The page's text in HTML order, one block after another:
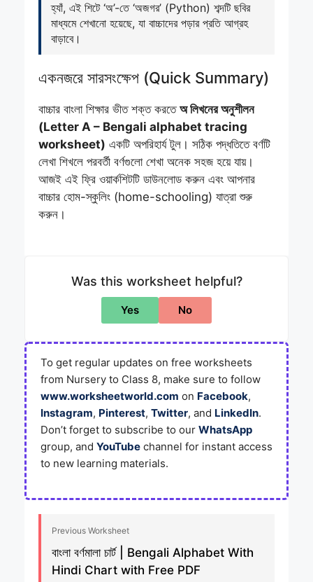
হ্যাঁ, এই শিটে ‘অ’-তে ‘অজগর’ (Python) শব্দটি ছবির
মাধ্যমে শেখানো হয়েছে, যা বাচ্চাদের পড়ার প্রতি আগ্রহ
বাড়াবে।
একনজরে সারসংক্ষেপ (Quick Summary)
বাচ্চার বাংলা শিক্ষার ভীত শক্ত করতে অ লিখনের অনুশীলন
(Letter A – Bengali alphabet tracing
worksheet) একটি অপরিহার্য টুল। সঠিক পদ্ধতিতে বর্ণটি
লেখা শিখলে পরবর্তী বর্ণগুলো শেখা অনেক সহজ হয়ে যায়।
আজই এই ফ্রি ওয়ার্কশিটটি ডাউনলোড করুন এবং আপনার
বাচ্চার হোম-স্কুলিং (home-schooling) যাত্রা শুরু
করুন।
Was this worksheet helpful?
Yes No
To get regular updates on free worksheets
from Nursery to Class 8, make sure to follow
www.worksheetworld.com on Facebook,
Instagram, Pinterest, Twitter, and LinkedIn.
Don’t forget to subscribe to our WhatsApp
group, and YouTube channel for instant access
to new learning materials.
Previous Worksheet
বাংলা বর্ণমালা চার্ট | Bengali Alphabet With
Hindi Chart with Free PDF